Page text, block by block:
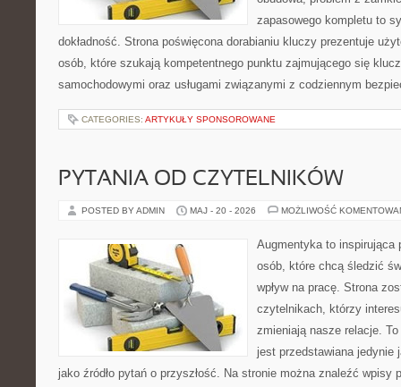
zapasowego kompletu to
dokładność. Strona poświęcona dorabianiu kluczy prezentuje
osób, które szukają kompetentnego punktu zajmującego się
samochodowymi oraz usługami związanymi z codziennym
CATEGORIES: ARTYKUŁY SPONSOROWANE
PYTANIA OD CZYTELNIKÓW
POSTED BY ADMIN MAJ - 20 - 2026 MOŻLIWOŚĆ
Augmentyka to inspirująca
osób, które chcą śledzić
wpływ na pracę. Strona
czytelnikach, którzy
zmieniają nasze relacje.
jest przedstawiana jedynie
jako źródło pytań o przyszłość. Na stronie można znaleźć wpisy